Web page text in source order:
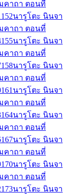
คาถา ตอนที่
152นารูโตะ นินจา
คาถา ตอนที่
155นารูโตะ นินจา
คาถา ตอนที่
158นารูโตะ นินจา
คาถา ตอนที่
161 นารูโตะ นินจา
คาถา ตอนที่
164นารูโตะ นินจา
คาถา ตอนที่
167นารูโตะ นินจา
คาถา ตอนที่
170นารูโตะ นินจา
คาถา ตอนที่
173นารูโตะ นินจา